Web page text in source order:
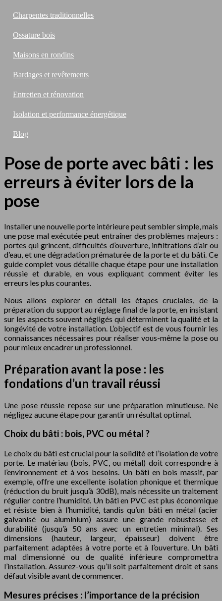
Charpentes traditionnelles
Ossature bois
Maisons en rondins
Bardages et revêtements
Entretien et rénovation
Isolation et performance énergétique
Blog
Pose de porte avec bâti : les
erreurs à éviter lors de la
pose
Installer une nouvelle porte intérieure peut sembler simple, mais
une pose mal exécutée peut entraîner des problèmes majeurs :
portes qui grincent, difficultés d’ouverture, infiltrations d’air ou
d’eau, et une dégradation prématurée de la porte et du bâti. Ce
guide complet vous détaille chaque étape pour une installation
réussie et durable, en vous expliquant comment éviter les
erreurs les plus courantes.
Nous allons explorer en détail les étapes cruciales, de la
préparation du support au réglage final de la porte, en insistant
sur les aspects souvent négligés qui déterminent la qualité et la
longévité de votre installation. L’objectif est de vous fournir les
connaissances nécessaires pour réaliser vous-même la pose ou
pour mieux encadrer un professionnel.
Préparation avant la pose : les
fondations d’un travail réussi
Une pose réussie repose sur une préparation minutieuse. Ne
négligez aucune étape pour garantir un résultat optimal.
Choix du bâti : bois, PVC ou métal ?
Le choix du bâti est crucial pour la solidité et l’isolation de votre
porte. Le matériau (bois, PVC, ou métal) doit correspondre à
l’environnement et à vos besoins. Un bâti en bois massif, par
exemple, offre une excellente isolation phonique et thermique
(réduction du bruit jusqu’à 30dB), mais nécessite un traitement
régulier contre l’humidité. Un bâti en PVC est plus économique
et résiste bien à l’humidité, tandis qu’un bâti en métal (acier
galvanisé ou aluminium) assure une grande robustesse et
durabilité (jusqu’à 50 ans avec un entretien minimal). Ses
dimensions (hauteur, largeur, épaisseur) doivent être
parfaitement adaptées à votre porte et à l’ouverture. Un bâti
mal dimensionné ou de qualité inférieure compromettra
l’installation. Assurez-vous qu’il soit parfaitement droit et sans
défaut visible avant de commencer.
Mesures précises : l’importance de la précision